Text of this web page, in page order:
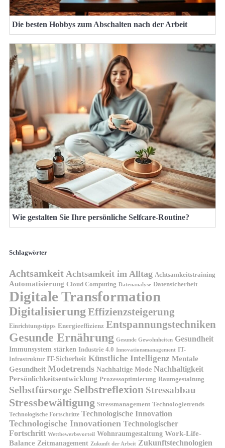
Die besten Hobbys zum Abschalten nach der Arbeit
Wie gestalten Sie Ihre persönliche Selfcare-Routine?
Schlagwörter
Achtsamkeit Achtsamkeit im Alltag Achtsamkeitstraining
Automatisierung Cloud Computing Datenanalyse Datensicherheit
Digitale Transformation
Digitalisierung Effizienzsteigerung
Einrichtungstipps Energieeffizienz Entspannungstechniken
Gesunde Ernährung Gesunde Gewohnheiten Gesundheit
Immunsystem stärken Industrie 4.0 Innovationsmanagement IT-
Infrastruktur IT-Sicherheit Künstliche Intelligenz Mentale
Gesundheit Modetrends Nachhaltige Mode Nachhaltigkeit
Persönlichkeitsentwicklung Prozessoptimierung Raumgestaltung
Selbstfürsorge Selbstreflexion Stressabbau
Stressbewältigung Stressmanagement Technologietrends
Technologische Fortschritte Technologische Innovation
Technologische Innovationen Technologischer
Fortschritt Wettbewerbsvorteil Wohnraumgestaltung Work-Life-
Balance Zeitmanagement Zukunft der Arbeit Zukunftstechnologien